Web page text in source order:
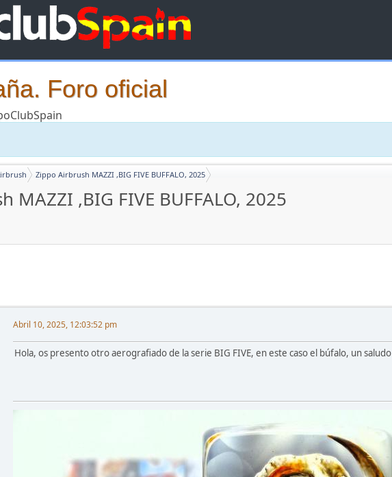
Foro oficial
Zippo Airbrush MAZZI ,BIG FIVE BUFFALO, 2025
MAZZI ,BIG FIVE BUFFALO, 2025
Abril 10, 2025, 12:03:52 pm
Hola, os presento otro aerografiado de la serie BIG FIVE, en este caso el búfalo, un saludo